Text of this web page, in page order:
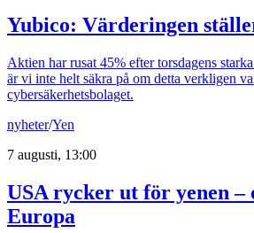
Yubico: Värderingen
Aktien har rusat 45% efter torsdagens
är vi inte helt säkra på om detta verkligen
cybersäkerhetsbolaget.
nyheter/Yen
7 augusti, 13:00
USA rycker ut för yenen –
Europa